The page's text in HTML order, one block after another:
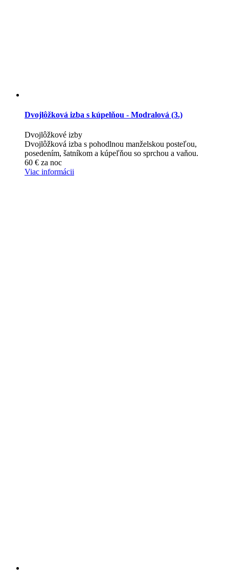
Dvojlôžková izba s kúpelňou - Modralová (3.)
Dvojlôžkové izby
Dvojlôžková izba s pohodlnou manželskou posteľou,
posedením, šatníkom a kúpeľňou so sprchou a vaňou.
60 € za noc
Viac informácii